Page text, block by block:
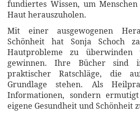
fundiertes Wissen, um
Haut herauszuholen.
Mit einer ausgewogenen
Schönheit hat Sonja Schoch
Hautprobleme zu
gewinnen. Ihre Bücher sind
praktischer Ratschläge, die
Grundlage stehen. Als
Informationen, sondern
eigene Gesundheit und Schönheit